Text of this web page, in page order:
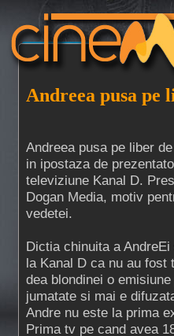
Andreea pusa pe
Andreea pusa pe liber
in ipostaza de
televiziune Kanal D.
Dogan Media, motiv
vedetei.
Dictia chinuita a
la Kanal D ca nu au
dea blondinei o
jumatate si mai e
Andre nu este la prima
Prima tv pe cand avea